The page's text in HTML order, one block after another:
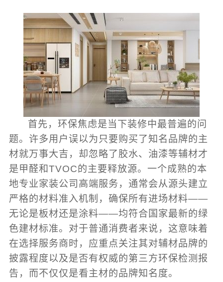
首先，环保焦虑是当下装修中最普遍的问
题。许多用户误以为只要购买了知名品牌的主
材就万事大吉，却忽略了胶水、油漆等辅材才
是甲醛和TVOC的主要释放源。一个成熟的本
地专业家装公司高端服务，通常会从源头建立
严格的材料准入机制，确保所有进场材料——
无论是板材还是涂料——均符合国家最新的绿
色建材标准。对于普通消费者来说，这意味着
在选择服务商时，应重点关注其对辅材品牌的
披露程度以及是否有权威的第三方环保检测报
告，而不仅仅是看主材的品牌知名度。